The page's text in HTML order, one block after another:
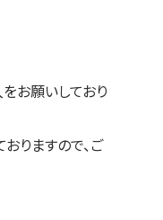
お願いしており
りますので、ご